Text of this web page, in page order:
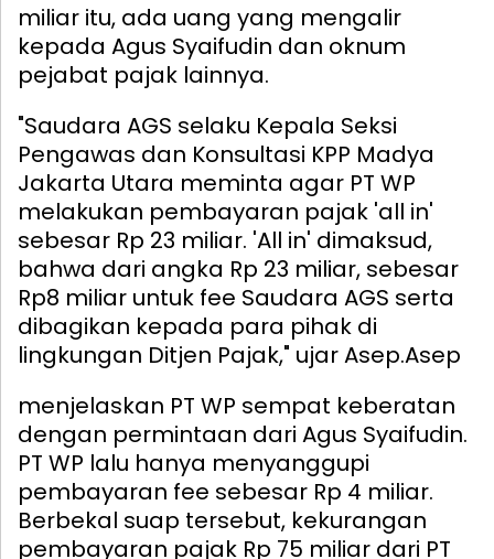
miliar itu, ada uang yang mengalir
kepada Agus Syaifudin dan oknum
pejabat pajak lainnya.
"Saudara AGS selaku Kepala Seksi
Pengawas dan Konsultasi KPP Madya
Jakarta Utara meminta agar PT WP
melakukan pembayaran pajak 'all in'
sebesar Rp 23 miliar. 'All in' dimaksud,
bahwa dari angka Rp 23 miliar, sebesar
Rp8 miliar untuk fee Saudara AGS serta
dibagikan kepada para pihak di
lingkungan Ditjen Pajak," ujar Asep.Asep
menjelaskan PT WP sempat keberatan
dengan permintaan dari Agus Syaifudin.
PT WP lalu hanya menyanggupi
pembayaran fee sebesar Rp 4 miliar.
Berbekal suap tersebut, kekurangan
pembayaran pajak Rp 75 miliar dari PT